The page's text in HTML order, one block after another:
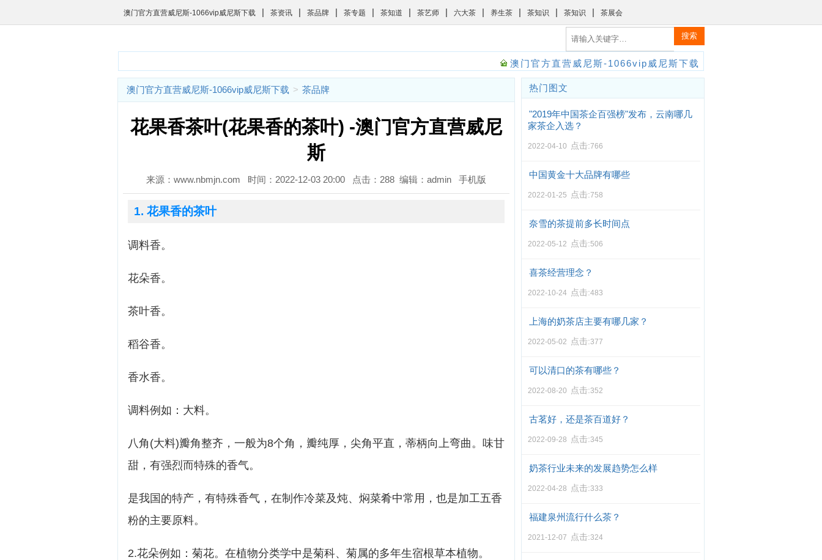
澳门官方直营威尼斯-1066vip威尼斯下载 | 茶资讯 | 茶品牌 | 茶专题 | 茶知道 | 茶艺师 | 六大茶 | 养生茶 | 茶知识 | 茶知识 | 茶展会
搜索
澳门官方直营威尼斯-1066vip威尼斯下载
澳门官方直营威尼斯-1066vip威尼斯下载 > 茶品牌
花果香茶叶(花果香的茶叶) -澳门官方直营威尼
斯
来源：www.nbmjn.com 时间：2022-12-03 20:00 点击：288 编辑：admin 手机版
1. 花果香的茶叶
调料香。
花朵香。
茶叶香。
稻谷香。
香水香。
调料例如：大料。
八角(大料)瓣角整齐，一般为8个角，瓣纯厚，尖角平直，蒂柄向上弯曲。味甘
甜，有强烈而特殊的香气。
是我国的特产，有特殊香气，在制作冷菜及炖、焖菜肴中常用，也是加工五香
粉的主要原料。
2.花朵例如：菊花。在植物分类学中是菊科、菊属的多年生宿根草本植物。
热门图文
"2019年中国茶企百强榜"发布，云南哪几
家茶企入选？
2022-04-10 点击:766
中国黄金十大品牌有哪些
2022-01-25 点击:758
奈雪的茶提前多长时间点
2022-05-12 点击:506
喜茶经营理念？
2022-10-24 点击:483
上海的奶茶店主要有哪几家？
2022-05-02 点击:377
可以清口的茶有哪些？
2022-08-20 点击:352
古茗好，还是茶百道好？
2022-09-28 点击:345
奶茶行业未来的发展趋势怎么样
2022-04-28 点击:333
福建泉州流行什么茶？
2021-12-07 点击:324